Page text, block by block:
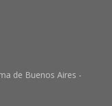
de Buenos Aires -